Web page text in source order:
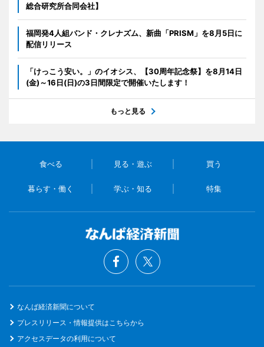
総合研究所合同会社】
福岡発4人組バンド・クレナズム、新曲「PRISM」を8月5日に
配信リリース
「けっこう安い。」のイオシス、【30周年記念祭】を8月14日
(金)～16日(日)の3日間限定で開催いたします！
もっと見る
食べる 見る・遊ぶ 買う
暮らす・働く 学ぶ・知る 特集
なんば経済新聞について
プレスリリース・情報提供はこちらから
アクセスデータの利用について